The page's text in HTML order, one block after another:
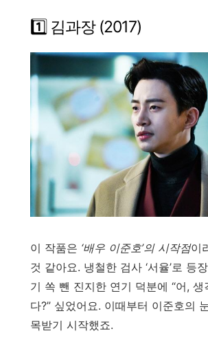
1️⃣ 김과장 (2017)
이 작품은 ‘배우 이준호’의 시작점이
것 같아요. 냉철한 검사 ‘서율’로 등
기 쏙 뺀 진지한 연기 덕분에 “어, 생
다?” 싶었어요. 이때부터 이준호의
목받기 시작했죠.